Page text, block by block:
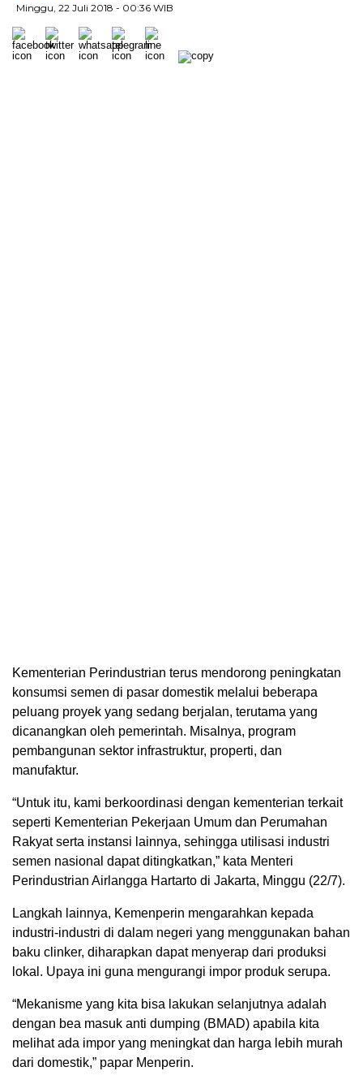
Minggu, 22 Juli 2018 - 00:36 WIB
Kementerian Perindustrian terus mendorong peningkatan
konsumsi semen di pasar domestik melalui beberapa
peluang proyek yang sedang berjalan, terutama yang
dicanangkan oleh pemerintah. Misalnya, program
pembangunan sektor infrastruktur, properti, dan
manufaktur.
“Untuk itu, kami berkoordinasi dengan kementerian terkait
seperti Kementerian Pekerjaan Umum dan Perumahan
Rakyat serta instansi lainnya, sehingga utilisasi industri
semen nasional dapat ditingkatkan,” kata Menteri
Perindustrian Airlangga Hartarto di Jakarta, Minggu (22/7).
Langkah lainnya, Kemenperin mengarahkan kepada
industri-industri di dalam negeri yang menggunakan bahan
baku clinker, diharapkan dapat menyerap dari produksi
lokal. Upaya ini guna mengurangi impor produk serupa.
“Mekanisme yang kita bisa lakukan selanjutnya adalah
dengan bea masuk anti dumping (BMAD) apabila kita
melihat ada impor yang meningkat dan harga lebih murah
dari domestik,” papar Menperin.